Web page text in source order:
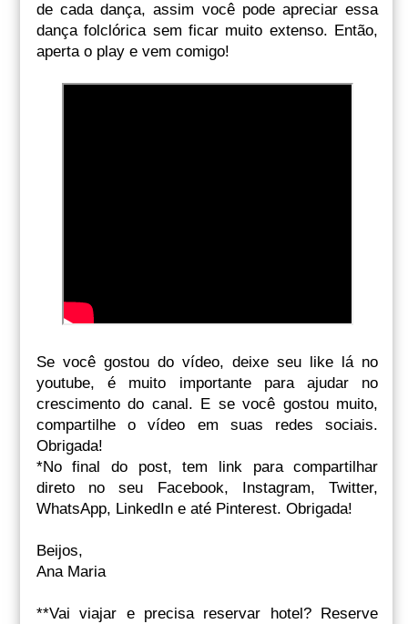
de cada dança, assim você pode apreciar essa
dança folclórica sem ficar muito extenso. Então,
aperta o play e vem comigo!
Se você gostou do vídeo, deixe seu like lá no
youtube, é muito importante para ajudar no
crescimento do canal. E se você gostou muito,
compartilhe o vídeo em suas redes sociais.
Obrigada!
*No final do post, tem link para compartilhar
direto no seu Facebook, Instagram, Twitter,
WhatsApp, LinkedIn e até Pinterest. Obrigada!
Beijos,
Ana Maria
**Vai viajar e precisa reservar hotel? Reserve